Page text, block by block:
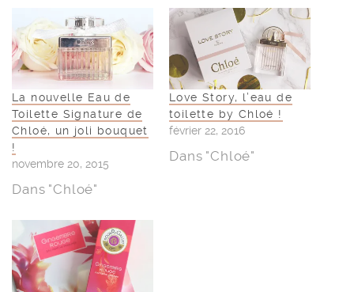
La nouvelle Eau de
Toilette Signature de
Chloé, un joli bouquet
!
novembre 20, 2015
Dans "Chloé"
Love Story, l’eau de
toilette by Chloé !
février 22, 2016
Dans "Chloé"